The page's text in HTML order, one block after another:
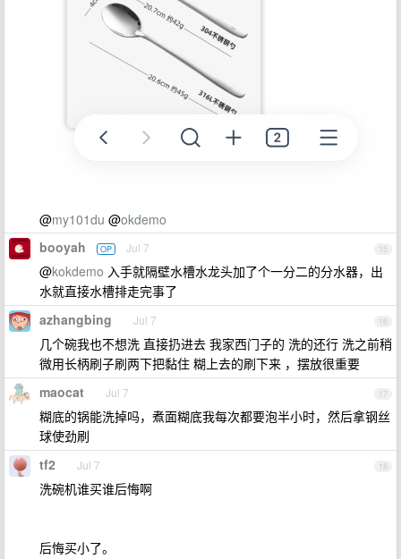
@my101du @okdemo
15
booyah OP Jul 7
@kokdemo 入手就隔壁水槽水龙头加了个一分二的分水器，出
水就直接水槽排走完事了
16
azhangbing Jul 7
几个碗我也不想洗 直接扔进去 我家西门子的 洗的还行 洗之前稍
微用长柄刷子刷两下把黏住 糊上去的刷下来 ，摆放很重要
17
maocat Jul 7
糊底的锅能洗掉吗，煮面糊底我每次都要泡半小时，然后拿钢丝
球使劲刷
18
tf2 Jul 7
洗碗机谁买谁后悔啊
后悔买小了。